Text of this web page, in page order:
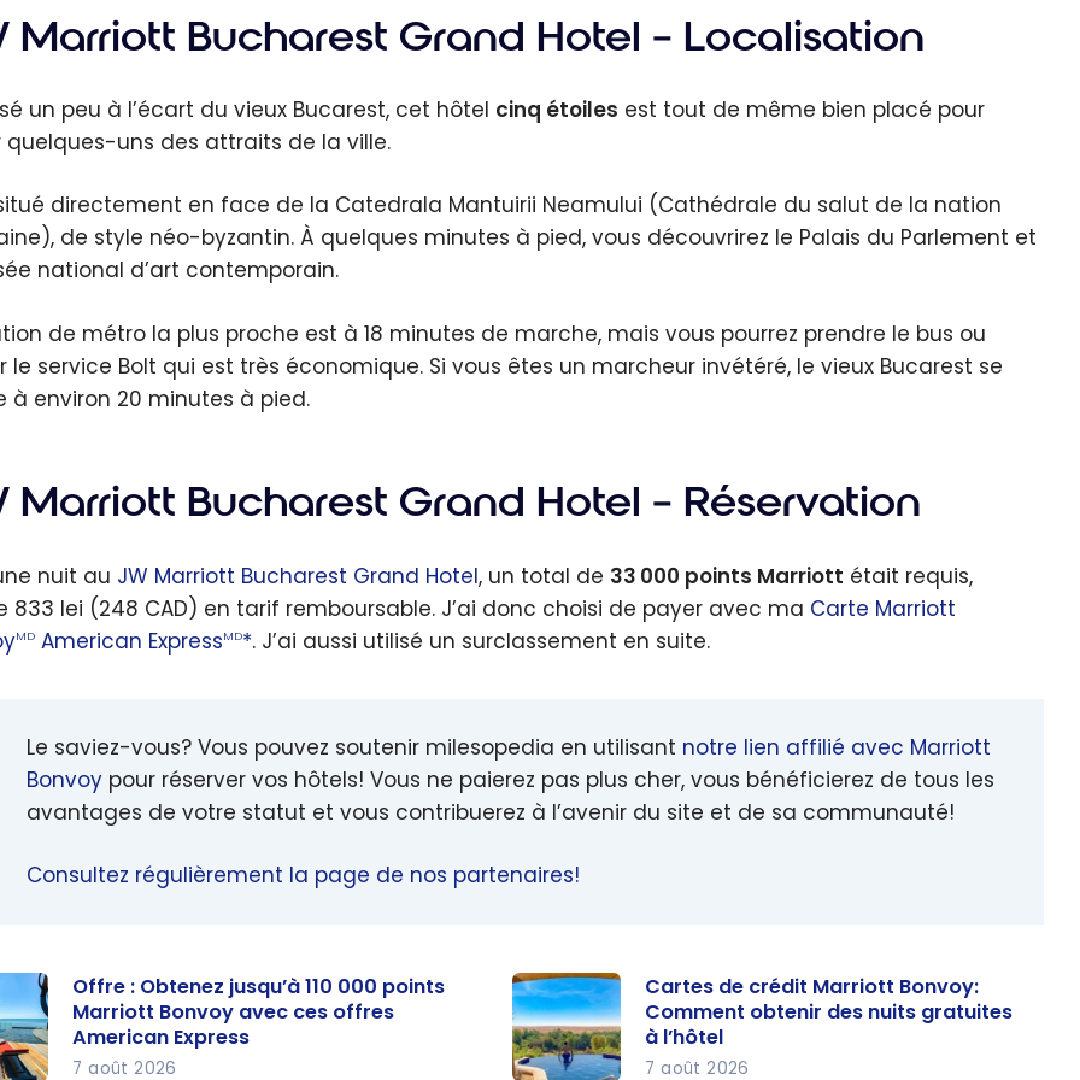
des
Marriott
Marriott Bucharest Grand Hotel – Localisation
un peu à l’écart du vieux Bucarest, cet hôtel cinq étoiles est tout de même bien placé pour
quelques-uns des attraits de la ville.
directement en face de la Catedrala Mantuirii Neamului (Cathédrale du salut de la nation
de style néo-byzantin. À quelques minutes à pied, vous découvrirez le Palais du Parlement et
national d’art contemporain.
de métro la plus proche est à 18 minutes de marche, mais vous pourrez prendre le bus ou
le service Bolt qui est très économique. Si vous êtes un marcheur invétéré, le vieux Bucarest se
à environ 20 minutes à pied.
Marriott Bucharest Grand Hotel – Réservation
nuit au JW Marriott Bucharest Grand Hotel, un total de 33 000 points Marriott était requis,
833 lei (248 CAD) en tarif remboursable. J’ai donc choisi de payer avec ma Carte Marriott
MD American ExpressMD*. J’ai aussi utilisé un surclassement en suite.
Le saviez-vous? Vous pouvez soutenir milesopedia en utilisant notre lien affilié avec Marriott
Bonvoy pour réserver vos hôtels! Vous ne paierez pas plus cher, vous bénéficierez de tous les
avantages de votre statut et vous contribuerez à l’avenir du site et de sa communauté!
Consultez régulièrement la page de nos partenaires!
Offre : Obtenez jusqu’à 110 000 points
Marriott Bonvoy avec ces offres
American Express
7 août 2026
Cartes de crédit Marriott Bonvoy:
Comment obtenir des nuits gratuites
à l’hôtel
7 août 2026